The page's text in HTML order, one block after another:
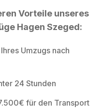
Vorteile unseres
Hagen Szeged:
Umzugs nach
24 Stunden
für den Transport